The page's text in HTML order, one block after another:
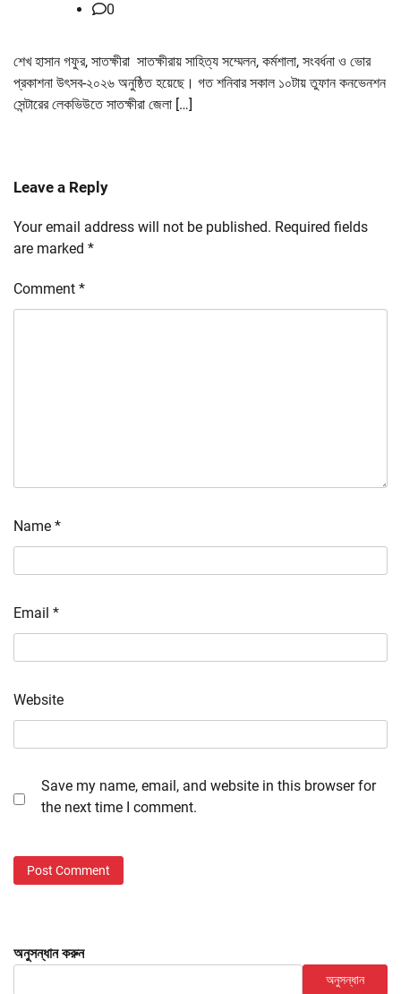
0
শেখ হাসান গফুর, সাতক্ষীরা সাতক্ষীরায় সাহিত্য সম্মেলন, কর্মশালা, সংবর্ধনা ও ভোর
প্রকাশনা উৎসব-২০২৬ অনুষ্ঠিত হয়েছে। গত শনিবার সকাল ১০টায় তুফান কনভেনশন
সেন্টারের লেকভিউতে সাতক্ষীরা জেলা […]
Leave a Reply
Your email address will not be published. Required fields
are marked *
Comment *
Name *
Email *
Website
Save my name, email, and website in this browser for
the next time I comment.
অনুসন্ধান করুন
অনুসন্ধান